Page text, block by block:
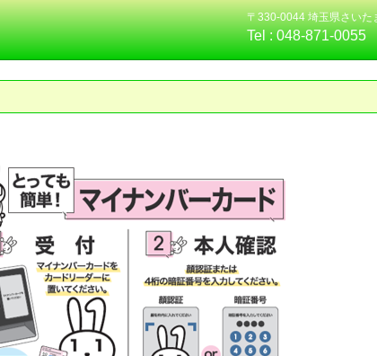
〒330-0044 埼玉県さい
Tel :048-871-0055